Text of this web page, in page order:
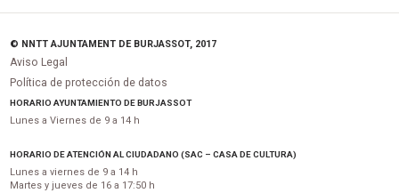
© NNTT AJUNTAMENT DE BURJASSOT, 2017
Aviso Legal
Política de protección de datos
HORARIO AYUNTAMIENTO DE BURJASSOT
Lunes a Viernes de 9 a 14 h
HORARIO DE ATENCIÓN AL CIUDADANO (SAC – CASA DE CULTURA)
Lunes a viernes de 9 a 14 h
Martes y jueves de 16 a 17:50 h